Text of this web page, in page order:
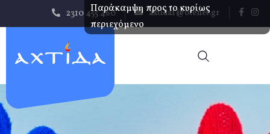
Παράκαμψη προς το κυρίως
περιεχόμενο
2310 455 460 axtida1@otenet.gr